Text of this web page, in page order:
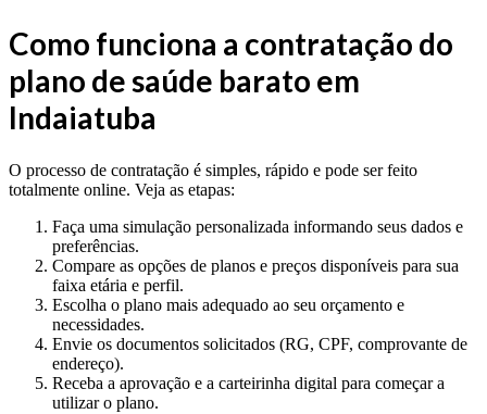
Como funciona a contratação do
plano de saúde barato em
Indaiatuba
O processo de contratação é simples, rápido e pode ser feito
totalmente online. Veja as etapas:
Faça uma simulação personalizada informando seus dados e
preferências.
Compare as opções de planos e preços disponíveis para sua
faixa etária e perfil.
Escolha o plano mais adequado ao seu orçamento e
necessidades.
Envie os documentos solicitados (RG, CPF, comprovante de
endereço).
Receba a aprovação e a carteirinha digital para começar a
utilizar o plano.